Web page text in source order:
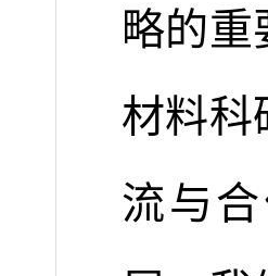
略的
材料科
流与